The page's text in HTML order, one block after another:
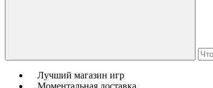
Лучший магазин игр
Моментальная доставка